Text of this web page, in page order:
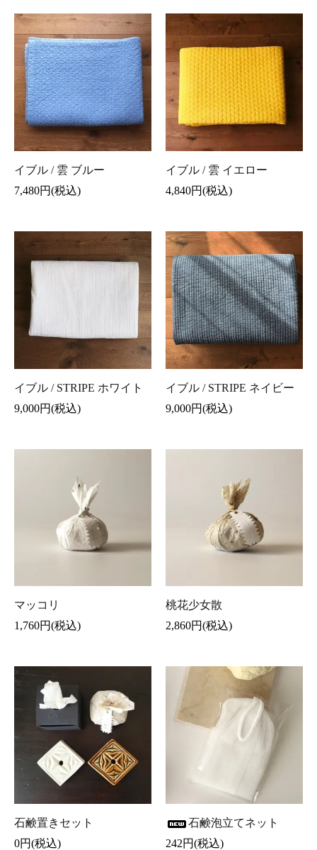
イブル / 雲 ブルー
7,480円(税込)
イブル / 雲 イエロー
4,840円(税込)
イブル / STRIPE ホワイト
9,000円(税込)
イブル / STRIPE ネイビー
9,000円(税込)
マッコリ
1,760円(税込)
桃花少女散
2,860円(税込)
石鹸置きセット
0円(税込)
石鹸泡立てネット
242円(税込)